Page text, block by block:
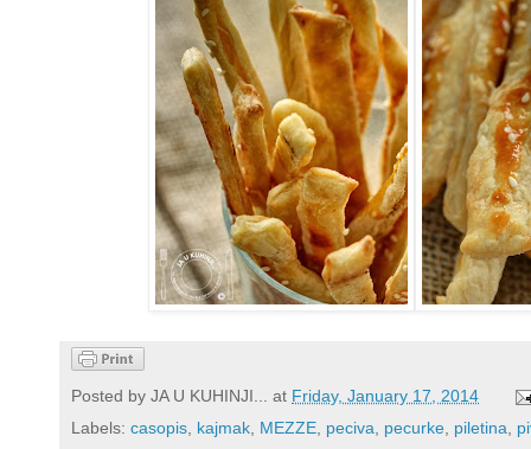
Posted by JA U KUHINJI... at Friday, January 17, 2014
Labels: casopis, kajmak, MEZZE, peciva, pecurke, piletina,